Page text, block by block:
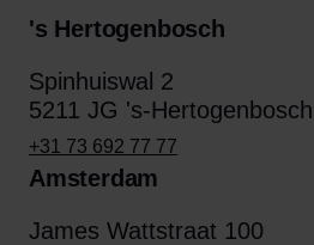
's Hertogenbosch
Spinhuiswal 2
5211 JG 's-Hertogenbosch
+31 73 692 77 77
Amsterdam
James Wattstraat 100